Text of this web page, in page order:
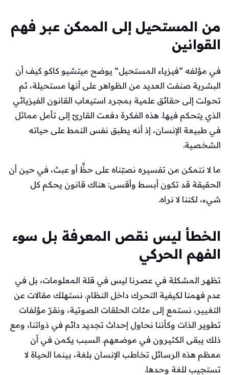
من المستحيل إلى الممكن عبر فهم
القوانين
في مؤلفه “فيزياء المستحيل” يوضح ميتشيو كاكو كيف أن
البشرية صنفت العديد من الظواهر على أنها مستحيلة، ثم
تحولت إلى حقائق علمية بمجرد استيعاب القانون الفيزيائي
الذي يتحكم فيها. هذه الفكرة دفعت القارئ إلى تأمل مماثل
في طبيعة الإنسان، إذ أنه يطبق نفس النمط على حياته
الشخصية.
ما لا نتمكن من تفسيره نصبّناه على حظٍّ أو عبث، في حين أن
الحقيقة قد تكون أبسط وأقسى: هناك قانون يحكم كل
شيء، لكننا لا نراه.
الخطأ ليس نقص المعرفة بل سوء
الفهم الحركي
تظهر المشكلة في عصرنا ليس في قلة المعلومات، بل في
عدم فهمنا لكيفية التحرك داخل النظام. نستهلك مقالات عن
التغيير، نستمع إلى مئات الحلقات الصوتية، ونقرّ مؤلفات
تطوير الذات وكأننا نحاول إحداث تجديد دائم في ذواتنا، ومع
ذلك يبقى الكثيرون في موضعهم. السبب يكمن في أن
معظم هذه الرسائل تخاطب الإنسان بلغة، بينما الحياة لا
تستجيب للغة وحدها.